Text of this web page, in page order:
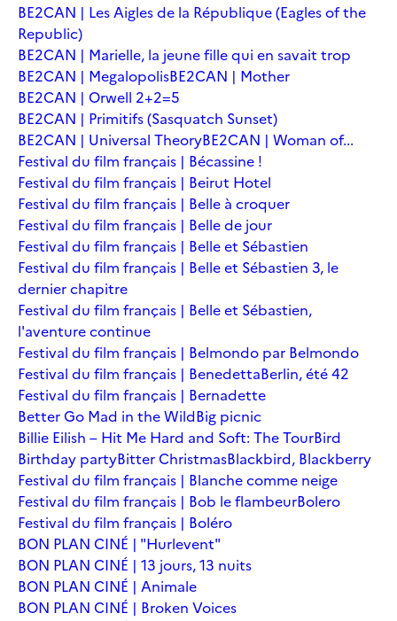
BE2CAN | Les Aigles de la République (Eagles of the
Republic)
BE2CAN | Marielle, la jeune fille qui en savait trop
BE2CAN | MegalopolisBE2CAN | Mother
BE2CAN | Orwell 2+2=5
BE2CAN | Primitifs (Sasquatch Sunset)
BE2CAN | Universal TheoryBE2CAN | Woman of...
Festival du film français | Bécassine !
Festival du film français | Beirut Hotel
Festival du film français | Belle à croquer
Festival du film français | Belle de jour
Festival du film français | Belle et Sébastien
Festival du film français | Belle et Sébastien 3, le
dernier chapitre
Festival du film français | Belle et Sébastien,
l'aventure continue
Festival du film français | Belmondo par Belmondo
Festival du film français | BenedettaBerlin, été 42
Festival du film français | Bernadette
Better Go Mad in the WildBig picnic
Billie Eilish – Hit Me Hard and Soft: The TourBird
Birthday partyBitter ChristmasBlackbird, Blackberry
Festival du film français | Blanche comme neige
Festival du film français | Bob le flambeurBolero
Festival du film français | Boléro
BON PLAN CINÉ | "Hurlevent"
BON PLAN CINÉ | 13 jours, 13 nuits
BON PLAN CINÉ | Animale
BON PLAN CINÉ | Broken Voices